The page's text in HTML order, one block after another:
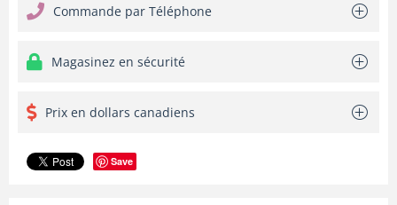
Commande par Téléphone
Magasinez en sécurité
Prix en dollars canadiens
Save